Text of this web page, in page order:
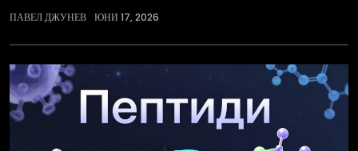
ПАВЕЛ ДЖУНЕВ ЮНИ 17, 2026